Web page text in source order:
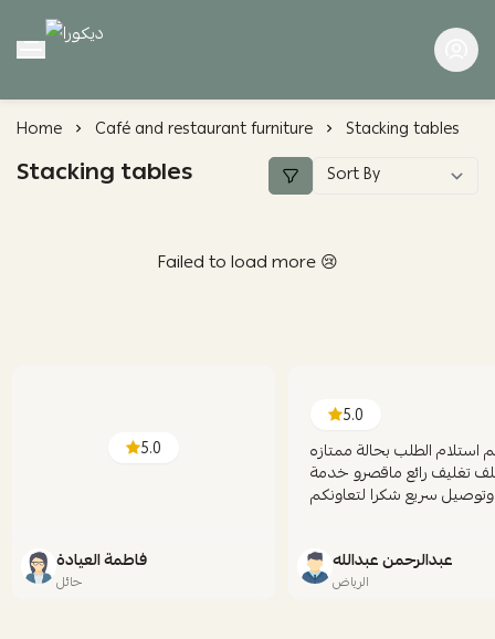
ديكورا
Home Café and restaurant furniture Stacking tables
Stacking tables
Failed to load more 😢
5.0
فاطمة العيادة
حائل
5.0
استلام الطلب بحالة ممتازه
تغليف رائع ماقصرو خدمة
وتوصيل سريع شكرا لتعاونكم
عبدالرحمن عبدالله
الرياض